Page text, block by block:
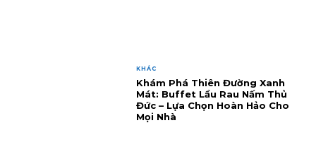
KHÁC
Khám Phá Thiên Đường Xanh
Mát: Buffet Lẩu Rau Nấm Thủ
Đức – Lựa Chọn Hoàn Hảo Cho
Mọi Nhà